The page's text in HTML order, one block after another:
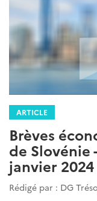
ARTICLE
Brèves
de Slovénie
janvier 2024
Rédigé par : DG